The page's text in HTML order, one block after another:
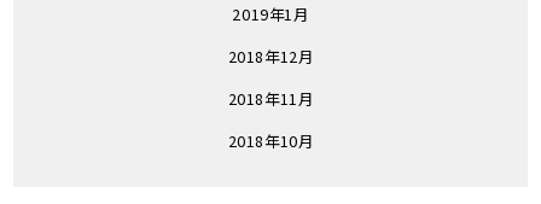
2019年1月
2018年12月
2018年11月
2018年10月